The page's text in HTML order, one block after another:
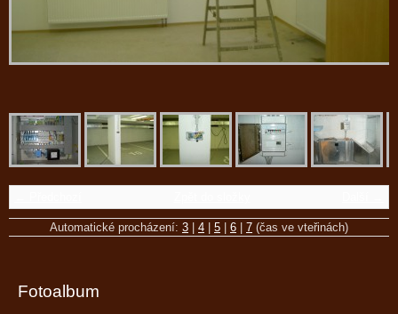
Automatické procházení: 3 4 5 6 7 (čas ve vteřinách)
Fotoalbum